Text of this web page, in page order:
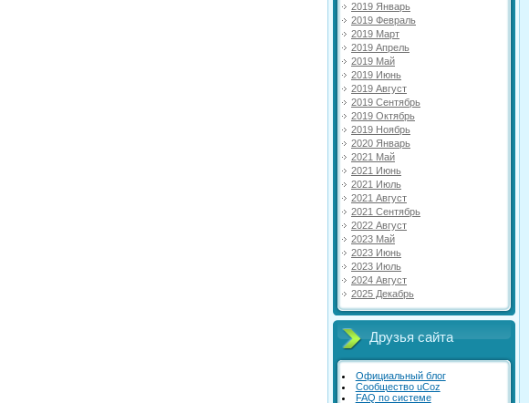
2019 Январь
2019 Февраль
2019 Март
2019 Апрель
2019 Май
2019 Июнь
2019 Август
2019 Сентябрь
2019 Октябрь
2019 Ноябрь
2020 Январь
2021 Май
2021 Июнь
2021 Июль
2021 Август
2021 Сентябрь
2022 Август
2023 Май
2023 Июнь
2023 Июль
2024 Август
2025 Декабрь
Друзья сайта
Официальный блог
Сообщество uCoz
FAQ по системе